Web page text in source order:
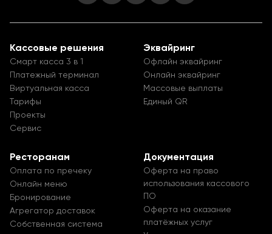
Кассовые решения
Смарт касса 3 в 1
Платежный терминал
Виртуальная касса
Тарифы
Проекты
Сервис
Эквайринг
Офлайн эквайринг
Онлайн эквайринг
Массовые выплаты
Единый QR
Ресторанам
Оплата по пречеку
Онлайн меню
Бронирование
Агрегатор доставок
Собственная система
Документация
Оферта на право
использования кассового
ПО
Оферта на оказание
платёжных услуг